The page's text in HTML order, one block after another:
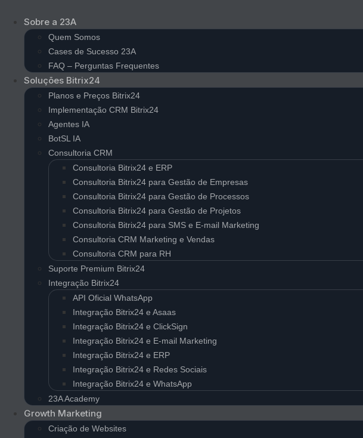
conteúdo
Sobre a 23A
Quem Somos
Cases de Sucesso 23A
FAQ – Perguntas Frequentes
Soluções Bitrix24
Planos e Preços Bitrix24
Implementação CRM Bitrix24
Agentes IA
BotSL IA
Consultoria CRM
Consultoria Bitrix24 e ERP
Consultoria Bitrix24 para Gestão de Empresas
Consultoria Bitrix24 para Gestão de Processos
Consultoria Bitrix24 para Gestão de Projetos
Consultoria Bitrix24 para SMS e E-mail Marketing
Consultoria CRM Marketing e Vendas
Consultoria CRM para RH
Suporte Premium Bitrix24
Integração Bitrix24
API Oficial WhatsApp
Integração Bitrix24 e Asaas
Integração Bitrix24 e ClickSign
Integração Bitrix24 e E-mail Marketing
Integração Bitrix24 e ERP
Integração Bitrix24 e Redes Sociais
Integração Bitrix24 e WhatsApp
23A Academy
Growth Marketing
Criação de Websites